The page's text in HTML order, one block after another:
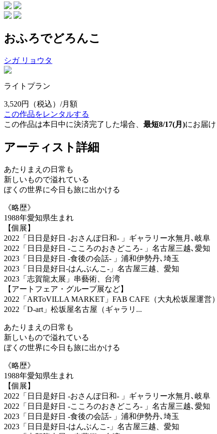
おふろでどろんこ
シガ リョウタ
ライトプラン
3,520円
（税込）/月額
この作品をレンタルする
この作品は本日中に決済完了した場合、 最短8/17(月)にお届
アーティスト詳細
あたりまえの日常も
新しいもので溢れている
ぼくの世界に今日も旅に出かける
《略歴》
1988年愛知県生まれ
【個展】
2022「日日是好日 -おさんぽ日和- 」ギャラリー水無月､岐阜
2022「日日是好日 -こころのおきどころ- 」名古屋三越､愛知
2023「日日是好日 -食後の会話- 」浦和伊勢丹､埼玉
2023「日日是好日-はんぶんこ-」名古屋三越、愛知
2023「志賀龍太展」串藝術、台湾
【アートフェア・グループ展など】
2022「ARToVILLA MARKET」FAB CAFE（大丸松坂屋運営
2022「D-art」松坂屋名古屋（ギャラリ...
あたりまえの日常も
新しいもので溢れている
ぼくの世界に今日も旅に出かける
《略歴》
1988年愛知県生まれ
【個展】
2022「日日是好日 -おさんぽ日和- 」ギャラリー水無月､岐阜
2022「日日是好日 -こころのおきどころ- 」名古屋三越､愛知
2023「日日是好日 -食後の会話- 」浦和伊勢丹､埼玉
2023「日日是好日-はんぶんこ-」名古屋三越、愛知